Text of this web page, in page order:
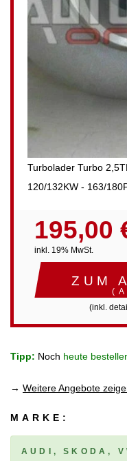
Turbolader Turbo
120/132KW - 163/
195,00
inkl. 19% MwSt.
ZUM
(inkl.
Tipp: Noch heute
→ Weitere Angebote
MARKE:
AUDI, SKODA,